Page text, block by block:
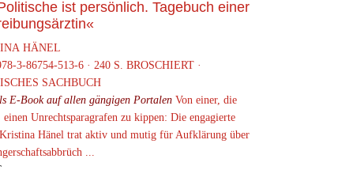
ist persönlich. Tagebuch einer
HÄNEL
3-86754-513-6 · 240 S. BROSCHIERT ·
SACHBUCH
E-Book auf allen gängigen Portalen Von einer, die
einen Unrechtsparagrafen zu kippen: Die engagierte
Hänel trat aktiv und mutig für Aufklärung über
...